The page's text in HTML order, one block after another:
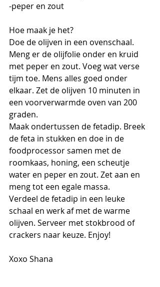
-peper en zout
Hoe maak je het?
Doe de olijven in een ovenschaal.
Meng er de olijfolie onder en kruid
met peper en zout. Voeg wat verse
tijm toe. Mens alles goed onder
elkaar. Zet de olijven 10 minuten in
een voorverwarmde oven van 200
graden.
Maak ondertussen de fetadip. Breek
de feta in stukken en doe in de
foodprocessor samen met de
roomkaas, honing, een scheutje
water en peper en zout. Zet aan en
meng tot een egale massa.
Verdeel de fetadip in een leuke
schaal en werk af met de warme
olijven. Serveer met stokbrood of
crackers naar keuze. Enjoy!
Xoxo Shana